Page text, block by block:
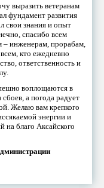
выразить ветеранам
фундамент развития
свои знания и опыт
спасибо всем
инженерам, прорабам,
кто ежедневно
ответственность и
воплощаются в
а погода радует
Желаю вам крепкого
энергии и
благо Аксайского